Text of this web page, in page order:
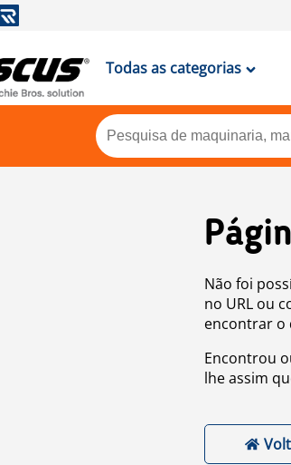
Todas as categorias
Não foi
no URL ou
encontrar o
Encontrou
lhe assim